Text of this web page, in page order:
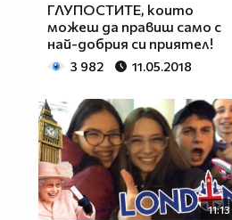
ГЛУПОСТИТЕ, които
можеш да правиш само с
най-добрия си приятел!
3 982 11.05.2018
11:13